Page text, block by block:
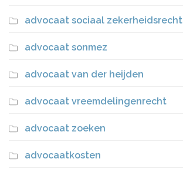
advocaat sociaal zekerheidsrecht
advocaat sonmez
advocaat van der heijden
advocaat vreemdelingenrecht
advocaat zoeken
advocaatkosten